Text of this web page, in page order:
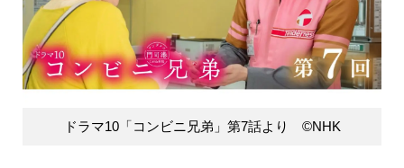
ドラマ10「コンビニ兄弟」第7話より ©NHK